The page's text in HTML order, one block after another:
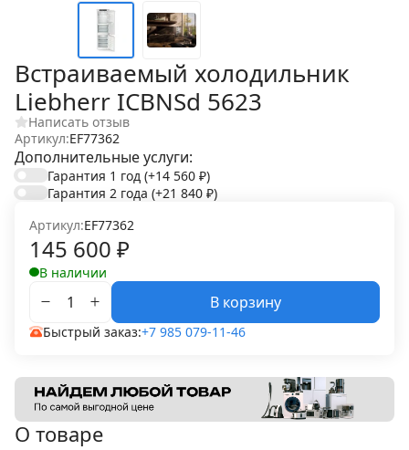
Встраиваемый холодильник
Liebherr ICBNSd 5623
Написать отзыв
Артикул:EF77362
Дополнительные услуги:
Гарантия 1 год (+14 560 ₽)
Гарантия 2 года (+21 840 ₽)
Артикул:EF77362
145 600 ₽
В наличии
В корзину
Быстрый заказ:+7 985 079-11-46
О товаре